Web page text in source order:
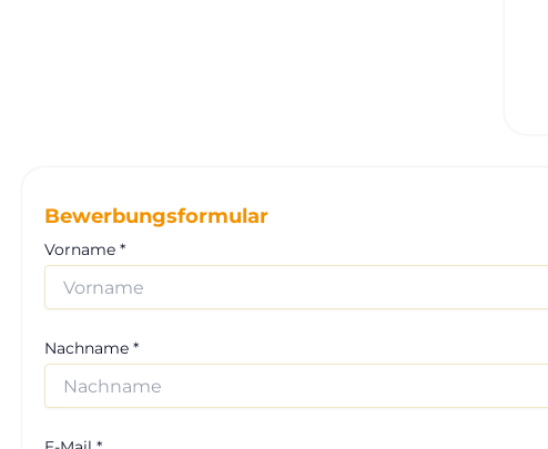
Bewerbungsformular
Vorname *
Nachname *